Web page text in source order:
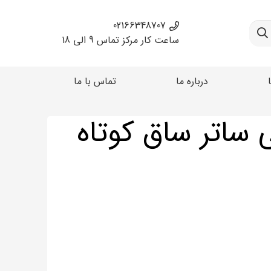
02166348707
ساعت کار مرکز تماس 9 الی 18
درباره ما تماس با ما
ساق کوتاه